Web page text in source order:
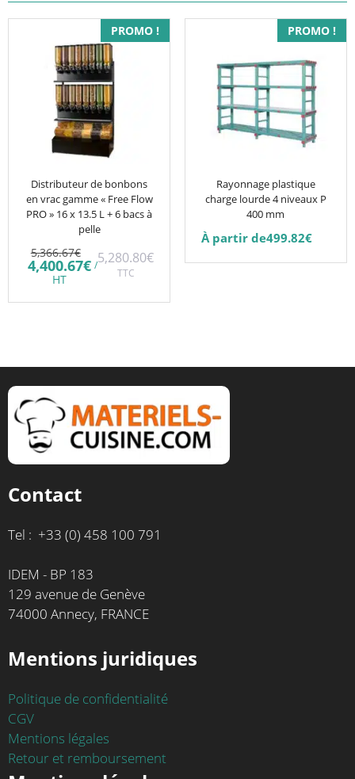
PROMO !
Distributeur de bonbons
en vrac gamme « Free Flow
PRO » 16 x 13.5 L + 6 bacs à
pelle
5,366.67€ Le
prix
initial
5,366.67€.
4,400.67€Le
est :
HT
/5,280.80€
TTC
PROMO !
Rayonnage plastique
charge lourde 4 niveaux P
400 mm
À partir de499.82€
plusieurs
variations.
choisies
page
Contact
Tel : +33 (0) 458 100 791
IDEM - BP 183
129 avenue de Genève
74000 Annecy, FRANCE
Mentions juridiques
Politique de confidentialité
CGV
Mentions légales
Retour et remboursement